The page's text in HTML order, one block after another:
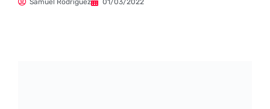
Samuel Rodríguez 01/03/2022